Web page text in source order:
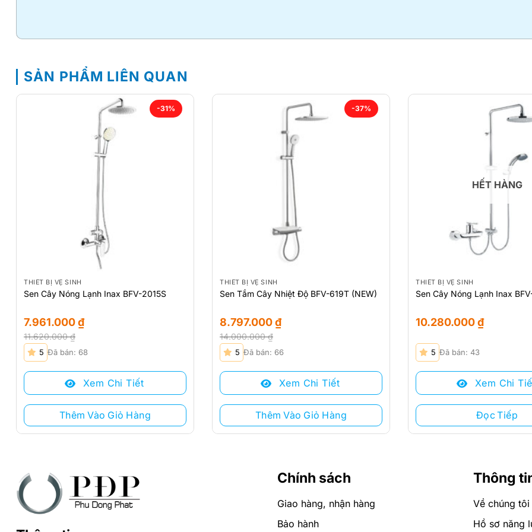
SẢN PHẨM LIÊN QUAN
-31%
THIẾT BỊ VỆ SINH
Sen Cây Nóng Lạnh Inax BFV-2015S
11.620.000₫
Giá
gốc
là:
11.620.000 ₫.
7.961.000₫
Giá
hiện
tại
7.961.000 ₫.
5 Đã bán: 68
Xem Chi Tiết
Thêm Vào Giỏ Hàng
-37%
THIẾT BỊ VỆ SINH
Sen Tắm Cây Nhiệt Độ BFV-619T (NEW)
14.000.000₫
Giá
gốc
là:
14.000.000 ₫.
8.797.000₫
Giá
hiện
tại
8.797.000 ₫.
5 Đã bán: 66
Xem Chi Tiết
Thêm Vào Giỏ Hàng
HẾT HÀNG
THIẾT BỊ VỆ SINH
Sen Cây Nóng Lạnh Inax
10.280.000₫
5 Đã bán: 43
Xem Chi
Đọc Tiếp
Chính sách
Giao hàng, nhận hàng
Bảo hành
Thông
Về chúng tôi
Hồ sơ năng